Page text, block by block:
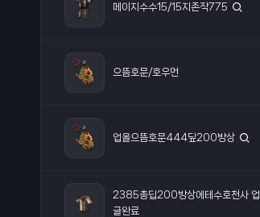
메이지수수15/15지존작775
으뜸호문/호우먼
업올으뜸호문444딮200방상
2385총딥200방상에테수호천사 업
글완료